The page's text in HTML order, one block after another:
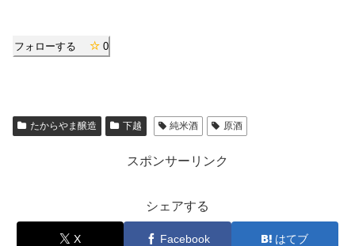
フォローする 0
たからやま醸造 下越 純米酒 原酒
スポンサーリンク
シェアする
X Facebook はてブ